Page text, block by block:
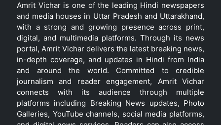
Amrit Vichar is one of the leading Hindi newspapers
and media houses in Uttar Pradesh and Uttarakhand,
with a strong and growing presence across print,
digital, and multimedia platforms. Through its news
portal, Amrit Vichar delivers the latest breaking news,
in-depth coverage, and updates in Hindi from India
and around the world. Committed to credible
journalism and reader engagement, Amrit Vichar
connects with its audience through multiple
platforms including Breaking News updates, Photo
Galleries, YouTube channels, social media platforms,